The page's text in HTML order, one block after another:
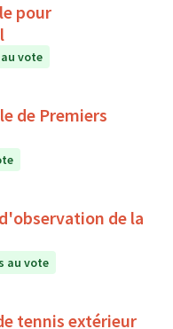
pour
vote
de Premiers
de la
au vote
tennis extérieur